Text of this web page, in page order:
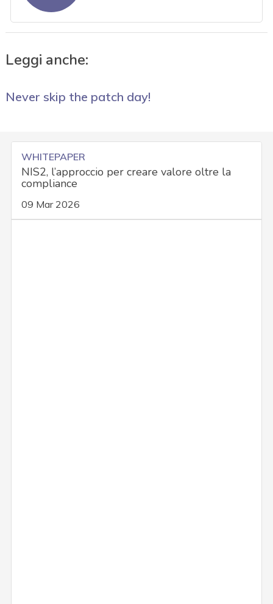
Leggi anche:
Never skip the patch day!
WHITEPAPER
NIS2, l’approccio per creare valore oltre la
compliance
09 Mar 2026